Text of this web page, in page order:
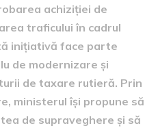
achiziției de
traficului în cadrul
inițiativă face parte
de modernizare și
de taxare rutieră. Prin
ministerul își propune să
de supraveghere și să